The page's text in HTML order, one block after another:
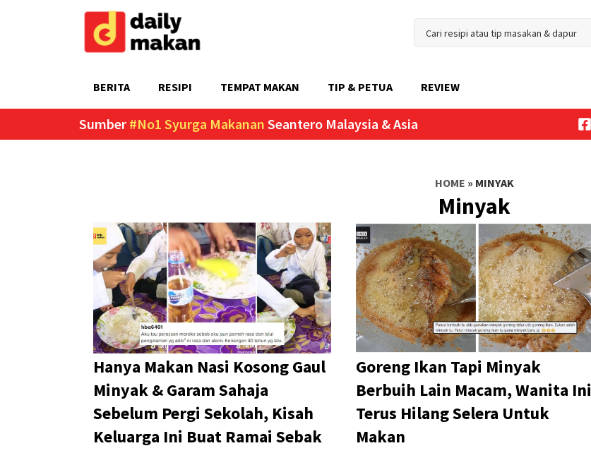
BERITA RESIPI TEMPAT MAKAN TIP & PETUA REVIEW
Sumber #No1 Syurga Makanan Seantero Malaysia & Asia
HOME » MINYAK
Minyak
Hanya Makan Nasi Kosong Gaul
Minyak & Garam Sahaja
Sebelum Pergi Sekolah, Kisah
Keluarga Ini Buat Ramai Sebak
Goreng Ikan Tapi Minyak
Berbuih Lain Macam, Wanita Ini
Terus Hilang Selera Untuk
Makan